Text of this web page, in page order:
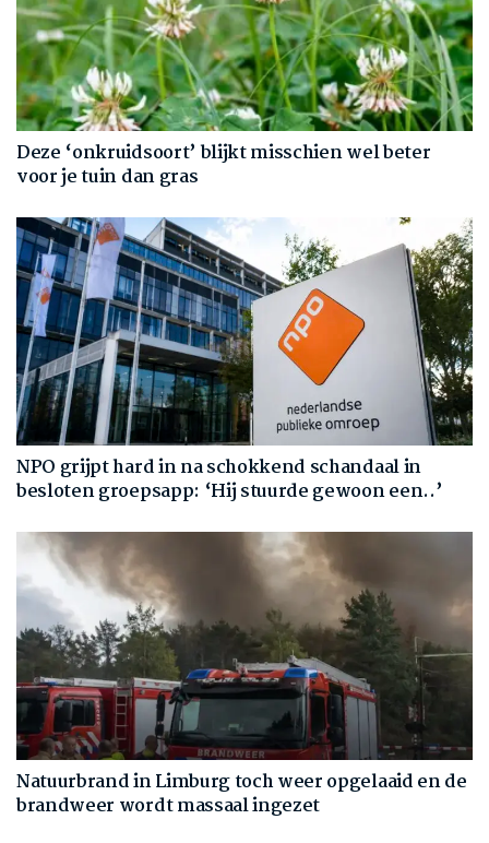
Deze ‘onkruidsoort’ blijkt misschien wel beter
voor je tuin dan gras
NPO grijpt hard in na schokkend schandaal in
besloten groepsapp: ‘Hij stuurde gewoon een..’
Natuurbrand in Limburg toch weer opgelaaid en de
brandweer wordt massaal ingezet